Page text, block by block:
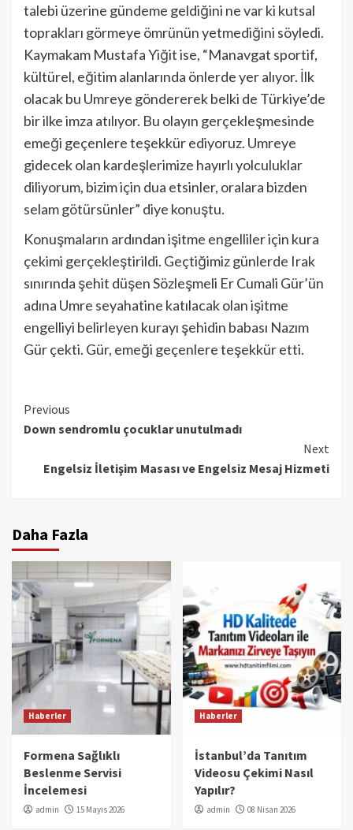
talebi üzerine gündeme geldiğini ne var ki kutsal
toprakları görmeye ömrünün yetmediğini söyledi.
Kaymakam Mustafa Yiğit ise, “Manavgat sportif,
kültürel, eğitim alanlarında önlerde yer alıyor. İlk
olacak bu Umreye göndererek belki de Türkiye’de
bir ilke imza atılıyor. Bu olayın gerçekleşmesinde
emeği geçenlere teşekkür ediyoruz. Umreye
gidecek olan kardeşlerimize hayırlı yolculuklar
diliyorum, bizim için dua etsinler, oralara bizden
selam götürsünler” diye konuştu.
Konuşmaların ardından işitme engelliler için kura
çekimi gerçekleştirildi. Geçtiğimiz günlerde Irak
sınırında şehit düşen Sözleşmeli Er Cumali Gür’ün
adına Umre seyahatine katılacak olan işitme
engelliyi belirleyen kurayı şehidin babası Nazım
Gür çekti. Gür, emeği geçenlere teşekkür etti.
Continue
Reading
Previous
Down sendromlu çocuklar unutulmadı
Next
Engelsiz İletişim Masası ve Engelsiz Mesaj Hizmeti
Daha Fazla
Haberler
Formena Sağlıklı
Beslenme Servisi
İncelemesi
admin 15 Mayıs 2026
Haberler
İstanbul’da Tanıtım
Videosu Çekimi Nasıl
Yapılır?
admin 08 Nisan 2026